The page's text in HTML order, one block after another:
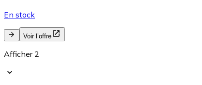
En stock
Voir l’offre
Afficher 2